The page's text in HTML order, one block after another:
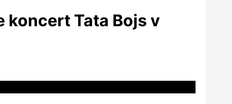
koncert Tata Bojs v